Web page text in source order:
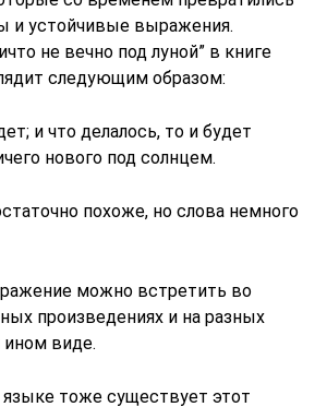
и устойчивые выражения.
не вечно под луной” в книге
следующим образом:
и что делалось, то и будет
нового под солнцем.
похоже, но слова немного
можно встретить во
произведениях и на разных
ином виде.
языке тоже существует этот